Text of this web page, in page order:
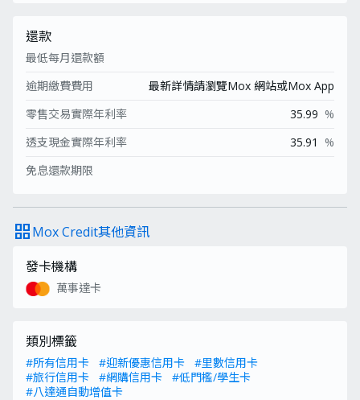
還款
最低每月還款額
逾期繳費費用
最新詳情請瀏覽Mox 網站或Mox App
零售交易實際年利率
35.99 %
透支現金實際年利率
35.91
%
免息還款期限
grid_viewMox Credit其他資訊
發卡機構
萬事達卡
類別標籤
#所有信用卡 #迎新優惠信用卡
#里數信用卡
#旅行信用卡
#網購信用卡
#低門檻/學生卡
#八達通自動增值卡